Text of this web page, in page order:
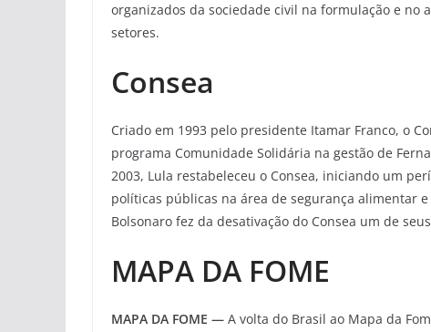
organizados da sociedade civil na formulação e
setores.
Consea
Criado em 1993 pelo presidente Itamar Franco, o
programa Comunidade Solidária na gestão de
2003, Lula restabeleceu o Consea, iniciando um
políticas públicas na área de segurança alimentar
Bolsonaro fez da desativação do Consea um de
MAPA DA FOME
MAPA DA FOME — A volta do Brasil ao Mapa da